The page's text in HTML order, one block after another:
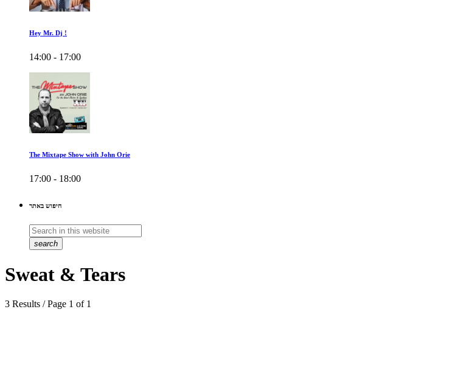
Hey Mr. Dj !
14:00 - 17:00
The Mixtape Show with John Orie
17:00 - 18:00
חיפוש באתר
search
Sweat & Tears
3 Results / Page 1 of 1